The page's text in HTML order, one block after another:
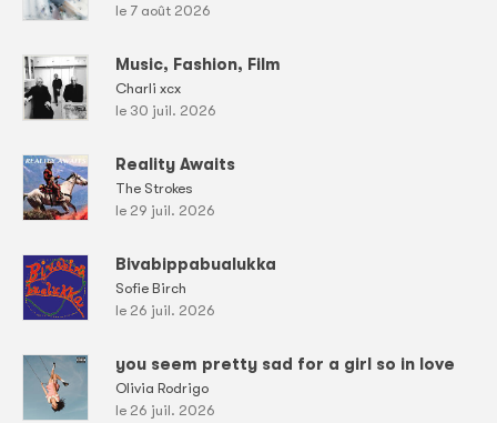
le 7 août 2026
Music, Fashion, Film
Charli xcx
le 30 juil. 2026
Reality Awaits
The Strokes
le 29 juil. 2026
Bivabippabualukka
Sofie Birch
le 26 juil. 2026
you seem pretty sad for a girl so in love
Olivia Rodrigo
le 26 juil. 2026